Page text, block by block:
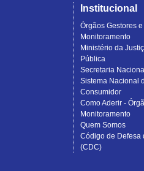
Institucional
Órgãos Gestores e
Monitoramento
Ministério da
Pública
Secretaria
Sistema Nacional
Consumidor
Como Aderir -
Monitoramento
Quem Somos
Código de Defesa
(CDC)